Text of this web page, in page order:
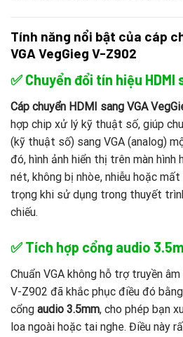
Tính năng nổi bật của cáp
VGA VegGieg V-Z902
✅ Chuyển đổi tín hiệu HDMI
Cáp chuyển HDMI sang VGA
hợp chip xử lý kỹ thuật số, giúp
(kỹ thuật số) sang VGA (analog)
đó, hình ảnh hiển thị trên màn hình
nét, không bị nhòe, nhiễu hoặc
trọng khi sử dụng trong thuyết
chiếu.
✅ Tích hợp cổng audio
Chuẩn VGA không hỗ trợ truyền
V-Z902 đã khắc phục điều đó
cổng audio 3.5mm, cho phép bạn
loa ngoài hoặc tai nghe. Điều này